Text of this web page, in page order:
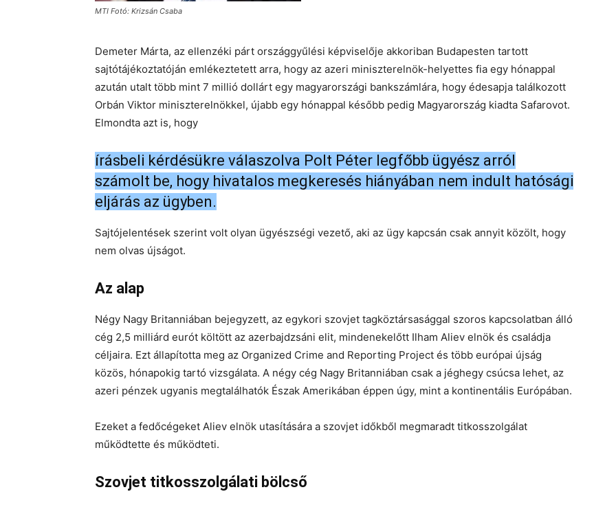
MTI Fotó: Krizsán Csaba
Demeter Márta, az ellenzéki párt országgyűlési képviselője akkoriban Budapesten tartott
sajtótájékoztatóján emlékeztetett arra, hogy az azeri miniszterelnök-helyettes fia egy hónappal
azután utalt több mint 7 millió dollárt egy magyarországi bankszámlára, hogy édesapja találkozott
Orbán Viktor miniszterelnökkel, újabb egy hónappal később pedig Magyarország kiadta Safarovot.
Elmondta azt is, hogy
írásbeli kérdésükre válaszolva Polt Péter legfőbb ügyész arról
számolt be, hogy hivatalos megkeresés hiányában nem indult hatósági
eljárás az ügyben.
Sajtójelentések szerint volt olyan ügyészségi vezető, aki az ügy kapcsán csak annyit közölt, hogy
nem olvas újságot.
Az alap
Négy Nagy Britanniában bejegyzett, az egykori szovjet tagköztársasággal szoros kapcsolatban álló
cég 2,5 milliárd eurót költött az azerbajdzsáni elit, mindenekelőtt Ilham Aliev elnök és családja
céljaira. Ezt állapította meg az Organized Crime and Reporting Project és több európai újság
közös, hónapokig tartó vizsgálata. A négy cég Nagy Britanniában csak a jéghegy csúcsa lehet, az
azeri pénzek ugyanis megtalálhatók Észak Amerikában éppen úgy, mint a kontinentális Európában.
Ezeket a fedőcégeket Aliev elnök utasítására a szovjet időkből megmaradt titkosszolgálat
működtette és működteti.
Szovjet titkosszolgálati bölcső